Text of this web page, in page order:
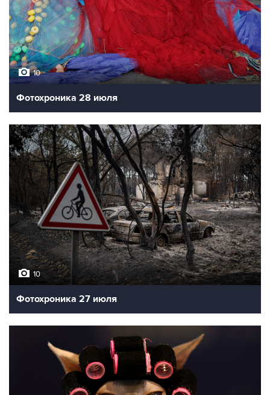
10
Фотохроника 28 июля
10
Фотохроника 27 июля